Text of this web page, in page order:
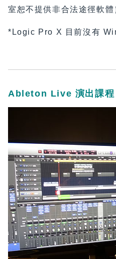
室恕不提供非合法途徑軟體
*Logic Pro X 目前沒有
Ableton Live 演出課程